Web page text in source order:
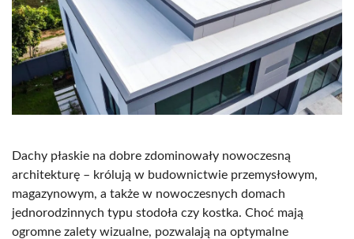
Dachy płaskie na dobre zdominowały nowoczesną
architekturę – królują w budownictwie przemysłowym,
magazynowym, a także w nowoczesnych domach
jednorodzinnych typu stodoła czy kostka. Choć mają
ogromne zalety wizualne, pozwalają na optymalne